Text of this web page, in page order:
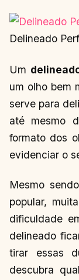
Delineado
Um
um olho bem
serve para
até mesmo
formato dos
evidenciar o
Mesmo
popular,
dificuldade
delineado
tirar essas
descubra